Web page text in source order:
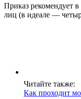
Приказ рекомендует
лиц (в идеале —
Читайте также:
Как проходит